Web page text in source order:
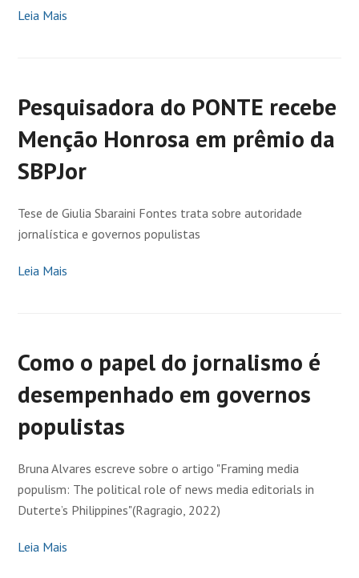
Leia Mais
Pesquisadora do PONTE recebe
Menção Honrosa em prêmio da
SBPJor
Tese de Giulia Sbaraini Fontes trata sobre autoridade
jornalística e governos populistas
Leia Mais
Como o papel do jornalismo é
desempenhado em governos
populistas
Bruna Alvares escreve sobre o artigo "Framing media
populism: The political role of news media editorials in
Duterte’s Philippines"(Ragragio, 2022)
Leia Mais